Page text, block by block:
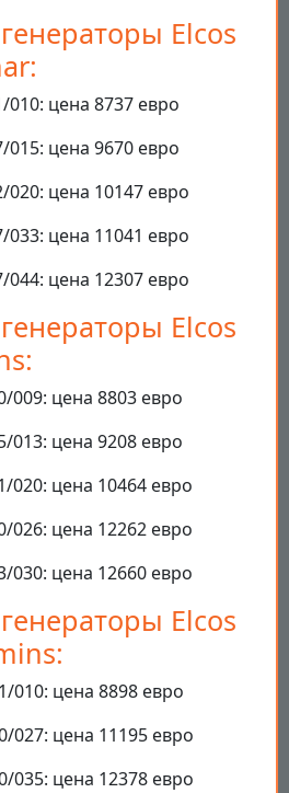
Elcos
010: цена 8737 евро
015: цена 9670 евро
020: цена 10147 евро
033: цена 11041 евро
044: цена 12307 евро
Elcos
009: цена 8803 евро
013: цена 9208 евро
020: цена 10464 евро
026: цена 12262 евро
030: цена 12660 евро
Elcos
010: цена 8898 евро
027: цена 11195 евро
035: цена 12378 евро